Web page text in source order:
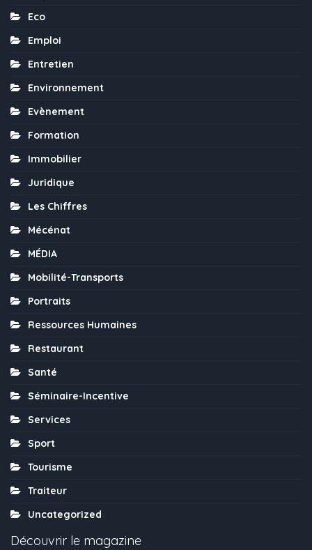
Eco
Emploi
Entretien
Environnement
Evènement
Formation
Immobilier
Juridique
Les Chiffres
Mécénat
MÉDIA
Mobilité-Transports
Portraits
Ressources Humaines
Restaurant
Santé
Séminaire-Incentive
Services
Sport
Tourisme
Traiteur
Uncategorized
Découvrir le magazine